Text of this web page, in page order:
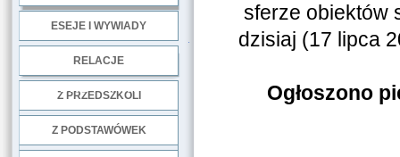
ESEJE I WYWIADY
RELACJE
Z PRZEDSZKOLI
Z PODSTAWÓWEK
sferze obiektów
dzisiaj (17 lipca
Ogłoszono